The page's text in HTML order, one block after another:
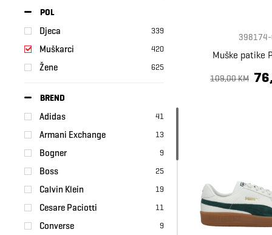
POL
Djeca 339
Muškarci 420
Žene 625
BREND
Adidas 41
Armani Exchange 13
Bogner 9
Boss 25
Calvin Klein 19
Cesare Paciotti 11
Converse 9
Muške patike
109,00 KM